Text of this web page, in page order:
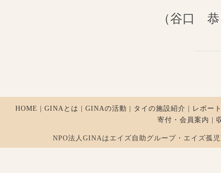
（谷口
HOME GINAとは GINAの活動 タイの施設紹介
レポー
寄付・会員案内
NPO法人GINAはエイズ自助グループ・エイズ孤